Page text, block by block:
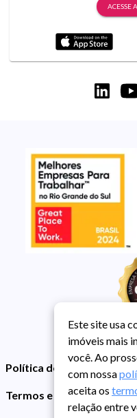
ACESSE
Política de Privacidade
Termos e Condições de
Este site usa
imóveis mais
você. Ao
com nossa
aceita os
relação entre